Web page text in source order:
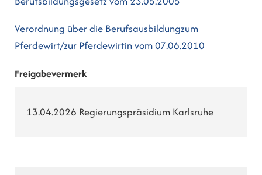
Verordnung über die Berufsausbildungzum
Pferdewirt/zur Pferdewirtin vom 07.06.2010
Freigabevermerk
13.04.2026 Regierungspräsidium Karlsruhe